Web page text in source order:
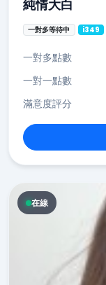
純情大白
一對多等待中 i349
一對多點數
一對一點數
滿意度評分
在線